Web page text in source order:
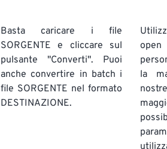
Basta caricare i file
SORGENTE e cliccare sul
pulsante "Converti". Puoi
anche convertire in batch i
file SORGENTE nel formato
DESTINAZIONE.
open
la